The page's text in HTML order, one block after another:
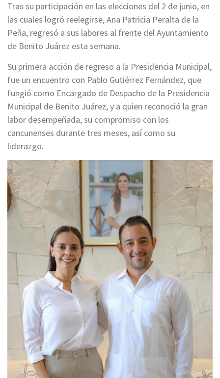
Tras su participación en las elecciones del 2 de junio, en
las cuales logró reelegirse, Ana Patricia Peralta de la
Peña, regresó a sus labores al frente del Ayuntamiento
de Benito Juárez esta semana.
Su primera acción de regreso a la Presidencia Municipal,
fue un encuentro con Pablo Gutiérrez Fernández, que
fungió como Encargado de Despacho de la Presidencia
Municipal de Benito Juárez, y a quien reconoció la gran
labor desempeñada, su compromiso con los
cancunenses durante tres meses, así como su
liderazgo.